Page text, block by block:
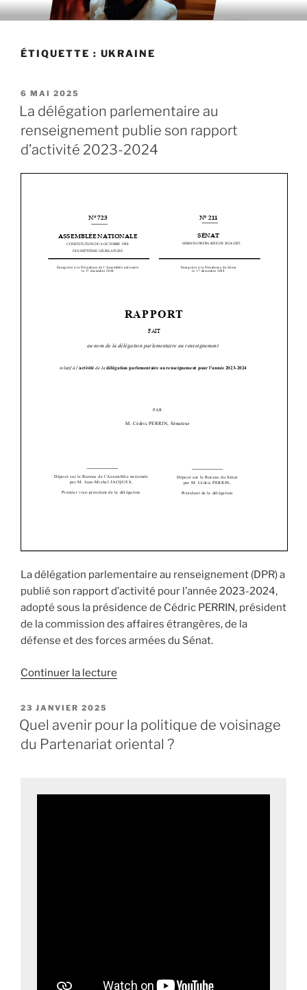
Aller
au
principal
ÉTIQUETTE : UKRAINE
PUBLIÉ
LE
6 MAI 2025
La délégation parlementaire au
renseignement publie son rapport
d’activité 2023-2024
La délégation parlementaire au renseignement (DPR) a
publié son rapport d’activité pour l’année 2023-2024,
adopté sous la présidence de Cédric PERRIN, président
de la commission des affaires étrangères, de la
défense et des forces armées du Sénat.
Continuer la lecture
parlementaire
PUBLIÉ
LE
23 JANVIER 2025
Quel avenir pour la politique de voisinage
du Partenariat oriental ?